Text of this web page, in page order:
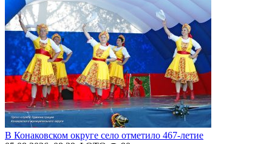
В Конаковском округе село отметило 467-летие